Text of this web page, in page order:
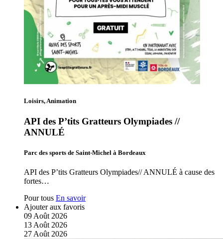
Loisirs, Animation
API des P’tits Gratteurs Olympiades //
ANNULÉ
Parc des sports de Saint-Michel à Bordeaux
API des P’tits Gratteurs Olympiades// ANNULÉ à cause des
fortes…
Pour tous En savoir
Ajouter aux favoris
09Août 2026
13Août 2026
27Août 2026